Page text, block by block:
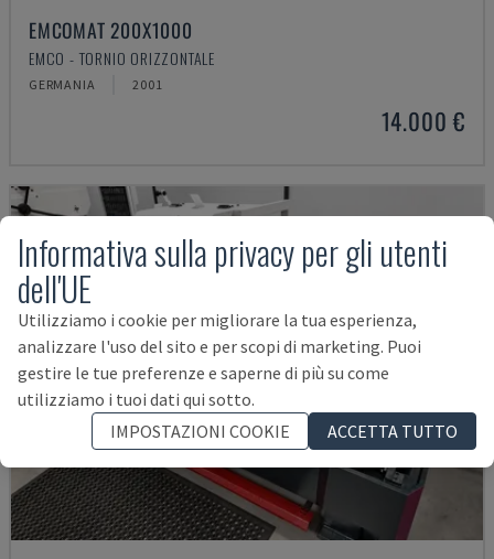
EMCOMAT 200X1000
EMCO - TORNIO ORIZZONTALE
GERMANIA 2001
14.000 €
Informativa sulla privacy per gli utenti
dell'UE
Utilizziamo i cookie per migliorare la tua esperienza,
analizzare l'uso del sito e per scopi di marketing. Puoi
gestire le tue preferenze e saperne di più su come
utilizziamo i tuoi dati qui sotto.
IMPOSTAZIONI COOKIE
ACCETTA TUTTO